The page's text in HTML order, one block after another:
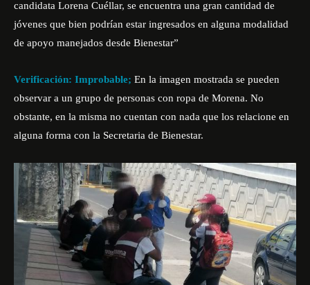
candidata Lorena Cuéllar, se encuentra una gran cantidad de
jóvenes que bien podrían estar ingresados en alguna modalidad
de apoyo manejados desde Bienestar”
Verificación: Improbable; En la imagen mostrada se pueden
observar a un grupo de personas con ropa de Morena. No
obstante, en la misma no cuentan con nada que los relacione en
alguna forma con la Secretaria de Bienestar.